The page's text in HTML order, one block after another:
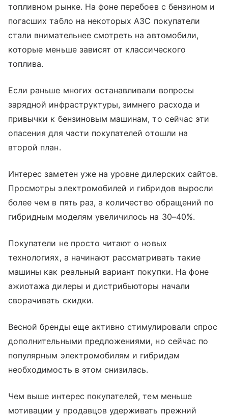
топливном рынке. На фоне перебоев с бензином и
погасших табло на некоторых АЗС покупатели
стали внимательнее смотреть на автомобили,
которые меньше зависят от классического
топлива.
Если раньше многих останавливали вопросы
зарядной инфраструктуры, зимнего расхода и
привычки к бензиновым машинам, то сейчас эти
опасения для части покупателей отошли на
второй план.
Интерес заметен уже на уровне дилерских сайтов.
Просмотры электромобилей и гибридов выросли
более чем в пять раз, а количество обращений по
гибридным моделям увеличилось на 30–40%.
Покупатели не просто читают о новых
технологиях, а начинают рассматривать такие
машины как реальный вариант покупки. На фоне
ажиотажа дилеры и дистрибьюторы начали
сворачивать скидки.
Весной бренды еще активно стимулировали спрос
дополнительными предложениями, но сейчас по
популярным электромобилям и гибридам
необходимость в этом снизилась.
Чем выше интерес покупателей, тем меньше
мотивации у продавцов удерживать прежний